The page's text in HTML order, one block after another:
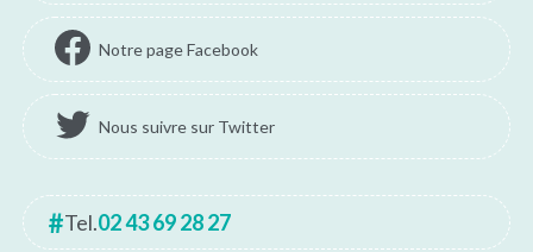
Notre page Facebook
Nous suivre sur Twitter
Tel.02 43 69 28 27